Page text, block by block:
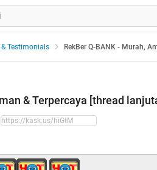
Testimonials RekBer Q-BANK - Murah,
& Terpercaya [thread